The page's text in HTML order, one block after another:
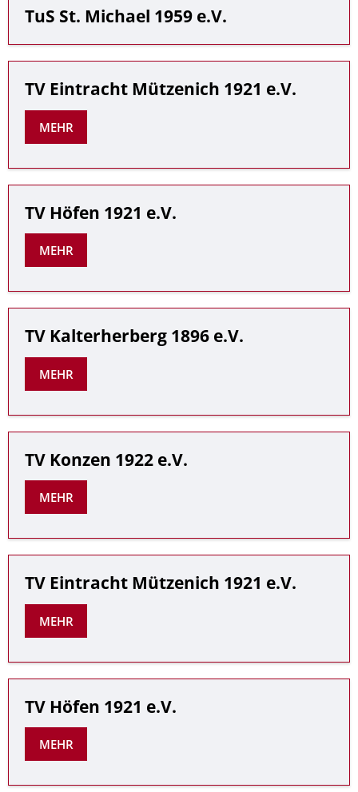
TuS St. Michael 1959 e.V.
TV Eintracht Mützenich 1921 e.V.
MEHR
TV Höfen 1921 e.V.
MEHR
TV Kalterherberg 1896 e.V.
MEHR
TV Konzen 1922 e.V.
MEHR
TV Eintracht Mützenich 1921 e.V.
MEHR
TV Höfen 1921 e.V.
MEHR